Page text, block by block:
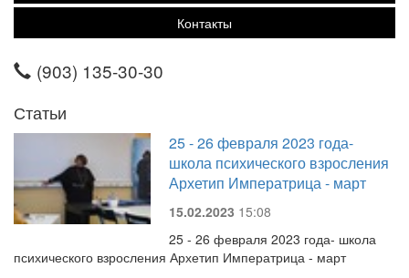
Контакты
(903) 135-30-30
Статьи
25 - 26 февраля 2023 года-
школа психического взросления
Архетип Императрица - март
15.02.2023 15:08
25 - 26 февраля 2023 года- школа
психического взросления Архетип Императрица - март